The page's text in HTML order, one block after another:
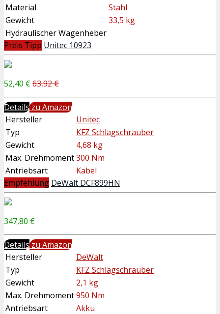
Material
Stahl
Gewicht
33,5 kg
Hydraulischer Wagenheber
Preis Tipp Unitec 10923
52,40 €63,92 €
Detailszu Amazon
Hersteller
Unitec
Typ
KFZ Schlagschrauber
Gewicht
4,68 kg
Max. Drehmoment300 Nm
Antriebsart
Kabel
Empfehlung DeWalt DCF899HN
347,80 €
Detailszu Amazon
Hersteller
DeWalt
Typ
KFZ Schlagschrauber
Gewicht
2,1 kg
Max. Drehmoment950 Nm
Antriebsart
Akku